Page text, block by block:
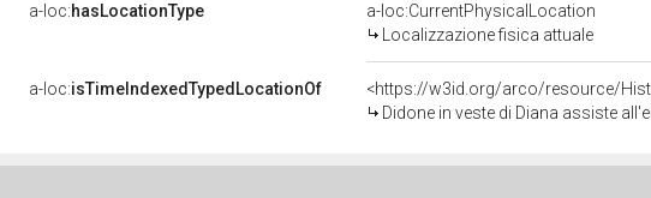
a-loc:hasLocationType
a-loc:CurrentPhysicalLocation
Localizzazione fisica attuale
a-loc:isTimeIndexedTypedLocationOf
<https://w3id.org/arco/resource/
Didone in veste di Diana assiste